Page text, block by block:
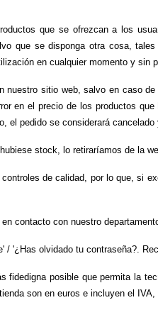
que se ofrezcan a los
que se disponga otra cosa,
en cualquier momento y
sitio web, salvo en caso
en el precio de los productos
pedido se considerará
stock, lo retiraríamos de la
de calidad, por lo que, si
contacto con nuestro
'¿Has olvidado tu contraseña?.
fidedigna posible que permita la
son en euros e incluyen el